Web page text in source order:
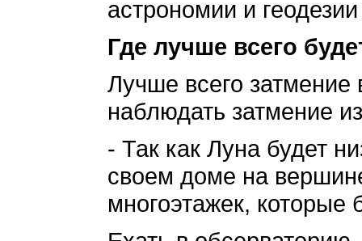
астрономии и
Где лучше всего
Лучше всего
наблюдать затмение
- Так как Луна будет
своем доме на
многоэтажек, которые